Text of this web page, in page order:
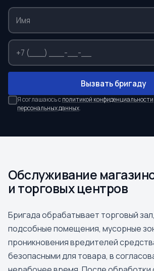
Вызвать бригаду
Я соглашаюсь сполитикой конфиденциальности
персональных данных.
Обслуживание
и торговых центров
Бригада обрабатывает торговый
подсобные помещения, мусорные
проникновения вредителей
безопасными для товара, в